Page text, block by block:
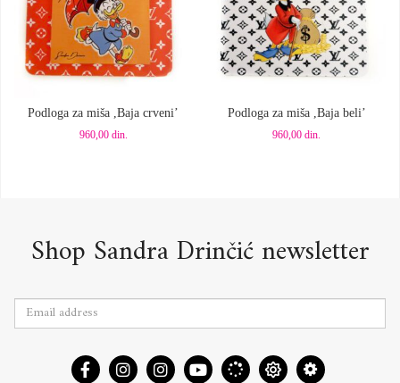
Podloga za miša ,Baja crveni’
960,00 din.
Podloga za miša ,Baja beli’
960,00din.
Shop Sandra Drinčić newsletter